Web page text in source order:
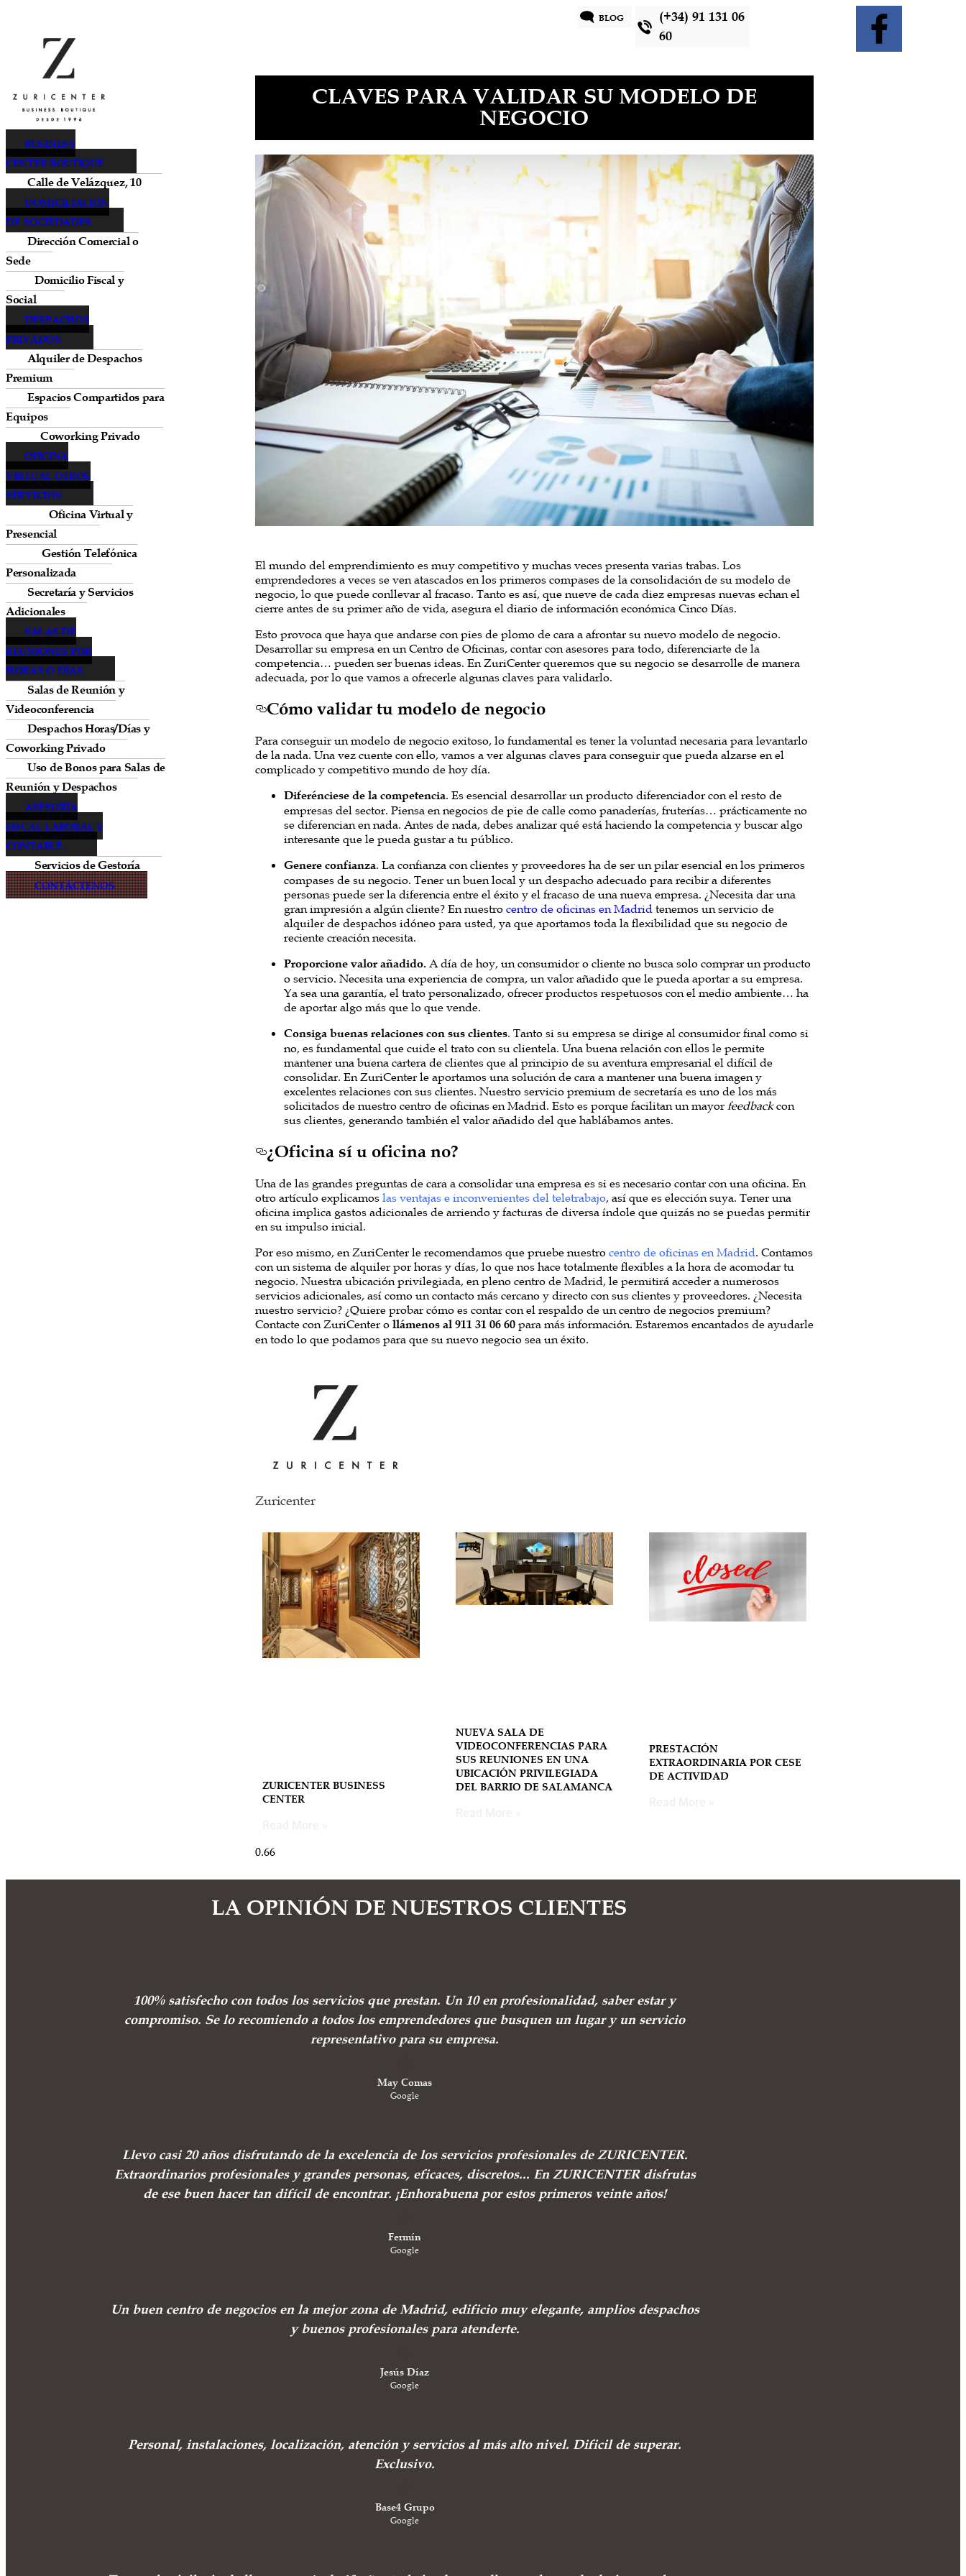
BLOG
(+34) 91 131 06
60
BUSINESS
CENTER BOUTIQUE
Calle de Velázquez, 10
DOMICILIACIÓN
DE SOCIEDADES
Dirección Comercial o
Sede
Domicilio Fiscal y
Social
DESPACHOS
PRIVADOS
Alquiler de Despachos
Premium
Espacios Compartidos para
Equipos
Coworking Privado
OFICINA
VIRTUAL OTROS
SERVICIOS
Oficina Virtual y
Presencial
Gestión Telefónica
Personalizada
Secretaría y Servicios
Adicionales
SALAS DE
REUNIONES POR
HORAS O DÍAS
Salas de Reunión y
Videoconferencia
Despachos Horas/Días y
Coworking Privado
Uso de Bonos para Salas de
Reunión y Despachos
ASESORÍA
FISCAL LABORAL Y
CONTABLE.
Servicios de Gestoría
CONTÁCTENOS
CLAVES PARA VALIDAR SU MODELO DE
NEGOCIO
El mundo del emprendimiento es muy competitivo y muchas veces presenta varias trabas. Los
emprendedores a veces se ven atascados en los primeros compases de la consolidación de su modelo de
negocio, lo que puede conllevar al fracaso. Tanto es así, que nueve de cada diez empresas nuevas echan el
cierre antes de su primer año de vida, asegura el diario de información económica Cinco Días.
Esto provoca que haya que andarse con pies de plomo de cara a afrontar su nuevo modelo de negocio.
Desarrollar su empresa en un Centro de Oficinas, contar con asesores para todo, diferenciarte de la
competencia… pueden ser buenas ideas. En ZuriCenter queremos que su negocio se desarrolle de manera
adecuada, por lo que vamos a ofrecerle algunas claves para validarlo.
Cómo validar tu modelo de negocio
Para conseguir un modelo de negocio exitoso, lo fundamental es tener la voluntad necesaria para levantarlo
de la nada. Una vez cuente con ello, vamos a ver algunas claves para conseguir que pueda alzarse en el
complicado y competitivo mundo de hoy día.
Diferénciese de la competencia. Es esencial desarrollar un producto diferenciador con el resto de
empresas del sector. Piensa en negocios de pie de calle como panaderías, fruterías… prácticamente no
se diferencian en nada. Antes de nada, debes analizar qué está haciendo la competencia y buscar algo
interesante que le pueda gustar a tu público.
Genere confianza. La confianza con clientes y proveedores ha de ser un pilar esencial en los primeros
compases de su negocio. Tener un buen local y un despacho adecuado para recibir a diferentes
personas puede ser la diferencia entre el éxito y el fracaso de una nueva empresa. ¿Necesita dar una
gran impresión a algún cliente? En nuestro centro de oficinas en Madridtenemos un servicio de
alquiler de despachos idóneo para usted, ya que aportamos toda la flexibilidad que su negocio de
reciente creación necesita.
Proporcione valor añadido. A día de hoy, un consumidor o cliente no busca solo comprar un producto
o servicio. Necesita una experiencia de compra, un valor añadido que le pueda aportar a su empresa.
Ya sea una garantía, el trato personalizado, ofrecer productos respetuosos con el medio ambiente… ha
de aportar algo más que lo que vende.
Consiga buenas relaciones con sus clientes. Tanto si su empresa se dirige al consumidor final como si
no, es fundamental que cuide el trato con su clientela. Una buena relación con ellos le permite
mantener una buena cartera de clientes que al principio de su aventura empresarial el difícil de
consolidar. En ZuriCenter le aportamos una solución de cara a mantener una buena imagen y
excelentes relaciones con sus clientes. Nuestro servicio premium de secretaría es uno de los más
solicitados de nuestro centro de oficinas en Madrid. Esto es porque facilitan un mayor feedbackcon
sus clientes, generando también el valor añadido del que hablábamos antes.
¿Oficina sí u oficina no?
Una de las grandes preguntas de cara a consolidar una empresa es si es necesario contar con una oficina. En
otro artículo explicamos las ventajas e inconvenientes del teletrabajo, así que es elección suya. Tener una
oficina implica gastos adicionales de arriendo y facturas de diversa índole que quizás no se puedas permitir
en su impulso inicial.
Por eso mismo, en ZuriCenter le recomendamos que pruebe nuestro centro de oficinas en Madrid. Contamos
con un sistema de alquiler por horas y días, lo que nos hace totalmente flexibles a la hora de acomodar tu
negocio. Nuestra ubicación privilegiada, en pleno centro de Madrid, le permitirá acceder a numerosos
servicios adicionales, así como un contacto más cercano y directo con sus clientes y proveedores. ¿Necesita
nuestro servicio? ¿Quiere probar cómo es contar con el respaldo de un centro de negocios premium?
Contacte con ZuriCenter o llámenos al 911 31 06 60para más información. Estaremos encantados de ayudarle
en todo lo que podamos para que su nuevo negocio sea un éxito.
Zuricenter
ZURICENTER BUSINESS
CENTER
NUEVA SALA DE
VIDEOCONFERENCIAS PARA
SUS REUNIONES EN UNA
UBICACIÓN PRIVILEGIADA
DEL BARRIO DE SALAMANCA
PRESTACIÓN
EXTRAORDINARIA POR CESE
DE ACTIVIDAD
LA OPINIÓN DE NUESTROS CLIENTES
100% satisfecho con todos los servicios que prestan. Un 10 en profesionalidad, saber estar y
compromiso. Se lo recomiendo a todos los emprendedores que busquen un lugar y un servicio
representativo para su empresa.
May Comas
Google
Llevo casi 20 años disfrutando de la excelencia de los servicios profesionales de ZURICENTER.
Extraordinarios profesionales y grandes personas, eficaces, discretos... En ZURICENTER disfrutas
de ese buen hacer tan difícil de encontrar. ¡Enhorabuena por estos primeros veinte años!
Fermín
Google
Un buen centro de negocios en la mejor zona de Madrid, edificio muy elegante, amplios despachos
y buenos profesionales para atenderte.
Jesús Díaz
Google
Personal, instalaciones, localización, atención y servicios al más alto nivel. Dificil de superar.
Exclusivo.
Base4 Grupo
Google